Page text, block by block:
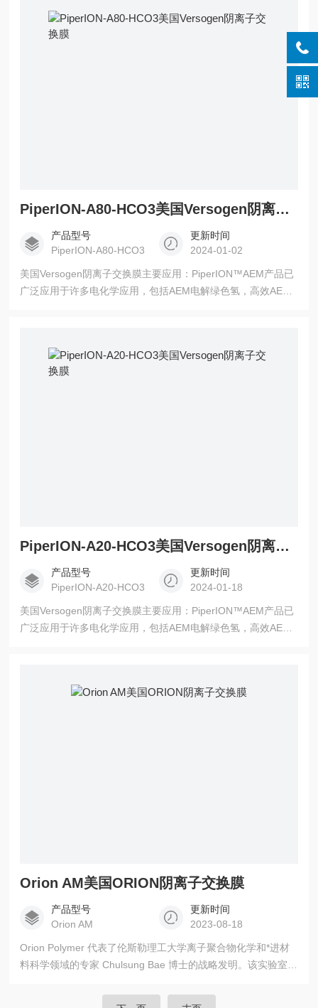
力 AEL 成为具竞争力的制氢技术路线。
PiperION-A80-HCO3美国Versogen阴离子交换膜
产品型号
PiperION-A80-HCO3
更新时间
2024-01-02
美国Versogen阴离子交换膜主要应用：PiperION™AEM产品已
广泛应用于许多电化学应用，包括AEM电解绿色氢，高效AEM
mS/cm，OH-，80°C）、高碱性稳定性（10000h，1M氢氧化
钾，80°C）和*
PiperION-A20-HCO3美国Versogen阴离子交换膜
产品型号
PiperION-A20-HCO3
更新时间
2024-01-18
美国Versogen阴离子交换膜主要应用：PiperION™AEM产品已
广泛应用于许多电化学应用，包括AEM电解绿色氢，高效AEM
mS/cm，OH-，80°C）、高碱性稳定性（10000h，1M氢氧化
Orion AM美国ORION阴离子交换膜
产品型号
Orion AM
更新时间
2023-08-18
Orion Polymer 代表了伦斯勒理工大学离子聚合物化学和*进材
料科学领域的专家 Chulsung Bae 博士的战略发明。该实验室发
AEM（阴离子交换膜）时表现出关键耐久性的聚合物。Orion